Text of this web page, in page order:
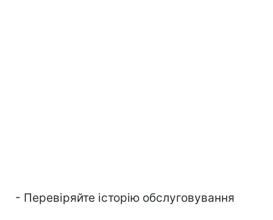
- Перевіряйте історію обслуговування